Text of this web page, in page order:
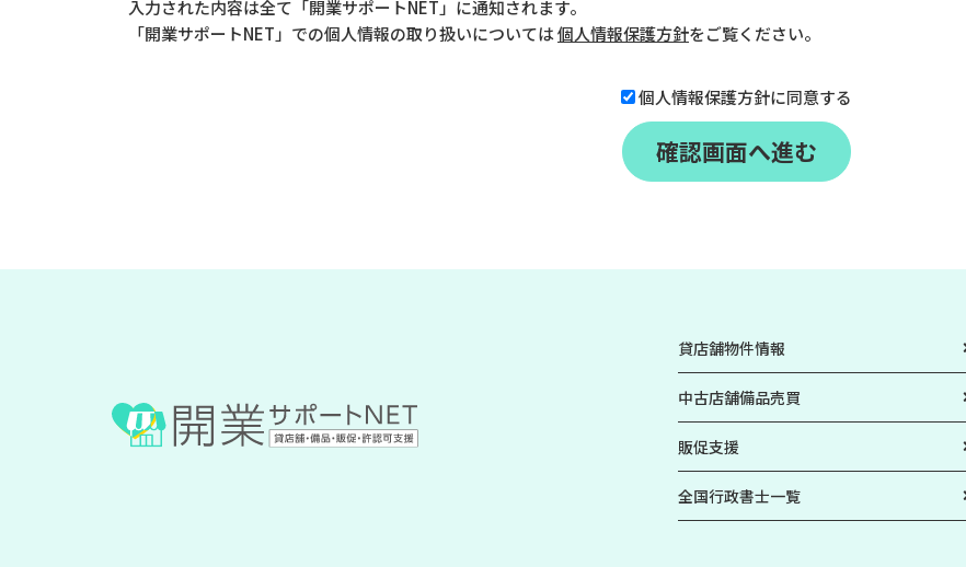
入力された内容は全て「開業サポートNET」に通知されます。
「開業サポートNET」での個人情報の取り扱いについては個人情報保護方針をご覧ください。
個人情報保護方針に同意する
貸店舗物件情報
中古店舗備品売買
販促支援
全国行政書士一覧